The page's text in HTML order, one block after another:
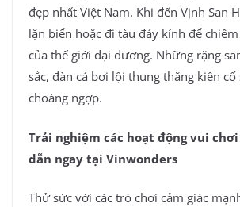
đẹp nhất Việt Nam. Khi đến Vịnh San
lặn biển hoặc đi tàu đáy kính để
của thế giới đại dương. Những rặng
sắc, đàn cá bơi lội thung thăng kiên cố
choáng ngợp.
Trải nghiệm các hoạt động vui
dẫn ngay tại Vinwonders
Thử sức với các trò chơi cảm giác